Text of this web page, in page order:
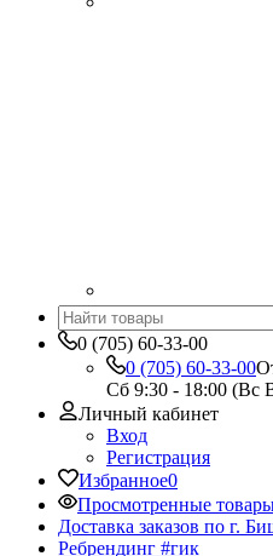
0 (705) 60-33-00
0 (705) 60-33-00
Сб 9:30 - 18:00 (Вс
Личный кабинет
Вход
Регистрация
Избранное0
Просмотренные
Доставка заказов по г.
Ребрендинг #гик